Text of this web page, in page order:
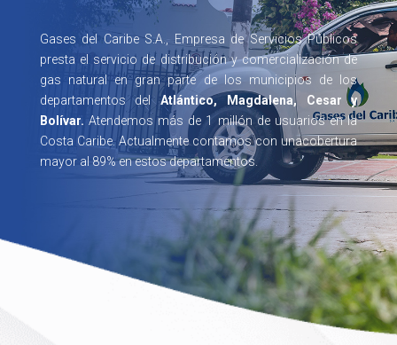
Gases del Caribe S.A., Empresa de Servicios Públicos
presta el servicio de distribución y comercialización de
gas natural en gran parte de los municipios de los
departamentos delAtlántico, Magdalena, Cesar y
Bolívar. Atendemos más de 1 millón de usuarios en la
Costa Caribe. Actualmente contamos con unacobertura
mayor al 89% en estos departamentos.